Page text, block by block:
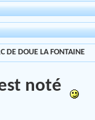
DE DOUE LA FONTAINE
noté